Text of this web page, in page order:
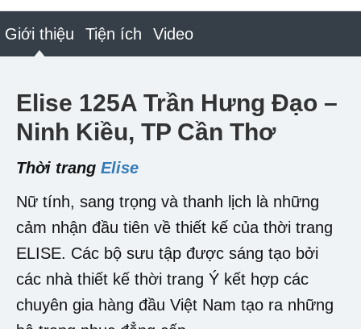
Giới thiệu Tiện ích Video
Elise 125A Trần Hưng Đạo –
Ninh Kiều, TP Cần Thơ
Thời trang Elise
Nữ tính, sang trọng và thanh lịch là những
cảm nhận đầu tiên về thiết kế của thời trang
ELISE. Các bộ sưu tập được sáng tạo bởi
các nhà thiết kế thời trang Ý kết hợp các
chuyên gia hàng đầu Việt Nam tạo ra những